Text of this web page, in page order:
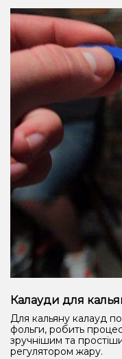
Калауди для
Для кальяну калауд
фольги, робить
зручнішим та
регулятором жару.